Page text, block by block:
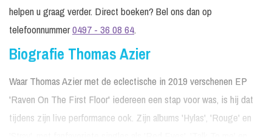
helpen u graag verder. Direct boeken? Bel ons dan op
telefoonnummer0497 - 36 08 64.
Biografie Thomas Azier
Waar Thomas Azier met de eclectische in 2019 verschenen EP
'Raven On The First Floor' iedereen een stap voor was, is hij dat
tijdens zijn live performance ook. Zijn albums 'Hylas', 'Rouge' en